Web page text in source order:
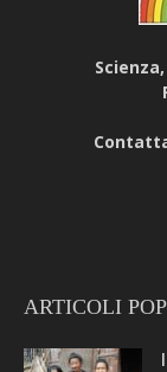
ARTICOLI